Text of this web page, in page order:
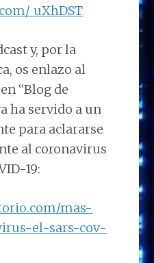
_uXhDST
y, por la
os enlazo al
“Blog de
ha servido a un
para aclararse
al coronavirus
19:
mas-
el-sars-cov-